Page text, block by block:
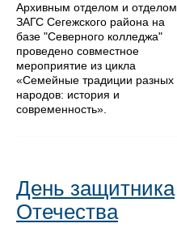
Архивным отделом и отделом
ЗАГС Сегежского района на
базе "Северного колледжа"
проведено совместное
мероприятие из цикла
«Семейные традиции разных
народов: история и
современность».
День защитника
Отечества